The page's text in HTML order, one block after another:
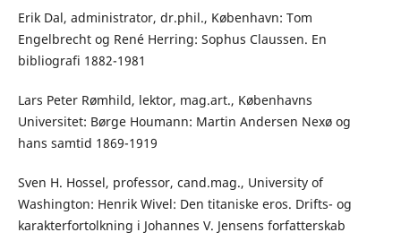
Erik Dal, administrator, dr.phil., København: Tom
Engelbrecht og René Herring: Sophus Claussen. En
bibliografi 1882-1981
Lars Peter Rømhild, lektor, mag.art., Københavns
Universitet: Børge Houmann: Martin Andersen Nexø og
hans samtid 1869-1919
Sven H. Hossel, professor, cand.mag., University of
Washington: Henrik Wivel: Den titaniske eros. Drifts- og
karakterfortolkning i Johannes V. Jensens forfatterskab